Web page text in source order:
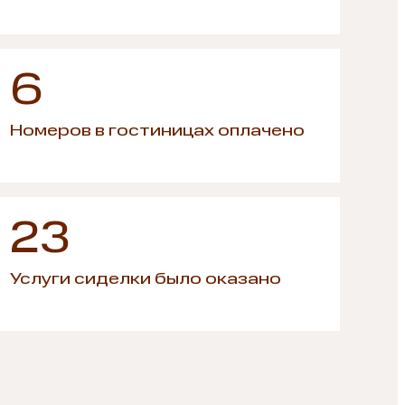
6
Номеров в гостиницах оплачено
23
Услуги сиделки было оказано